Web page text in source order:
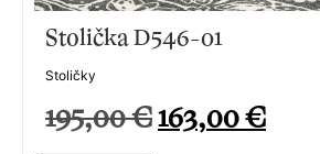
Stolička D546-01
Stoličky
195,00€163,00€